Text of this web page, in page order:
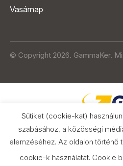
Vasárnap
© Copyright 2026. GammaKer.
Árak és paraméterek
Sütiket (cookie-kat)
szabásához, a közösségi
elemzéséhez. Az oldalon történő
cookie-k használatát. Cookie